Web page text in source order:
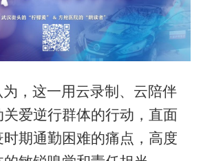
，这一用云录制、云陪伴
爱逆行群体的行动，直面
时期通勤困难的痛点，高度